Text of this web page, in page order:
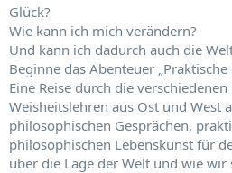
Glück?
Wie kann ich mich verändern?
Und kann ich dadurch auch die
Beginne das Abenteuer „Praktische
Eine Reise durch die
Weisheitslehren aus Ost und West
philosophischen Gesprächen,
philosophischen Lebenskunst für
über die Lage der Welt und wie wir